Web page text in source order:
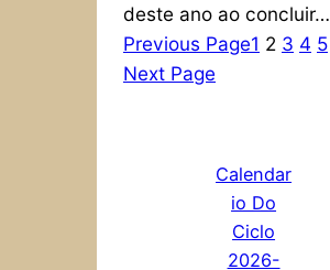
deste ano ao concluir…
Previous Page1 2 3 4 5
Next Page
Calendar
io Do
Ciclo
2026-